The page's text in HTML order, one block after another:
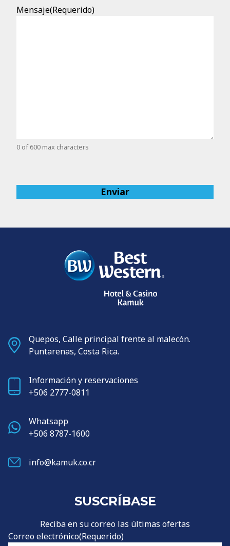
Mensaje(Requerido)
0 of 600 max characters
Quepos, Calle principal frente al malecón.
Puntarenas, Costa Rica.
Información y reservaciones
+506 2777-0811
Whatsapp
+506 8787-1600
info@kamuk.co.cr
SUSCRÍBASE
Reciba en su correo las últimas ofertas
Correo electrónico(Requerido)